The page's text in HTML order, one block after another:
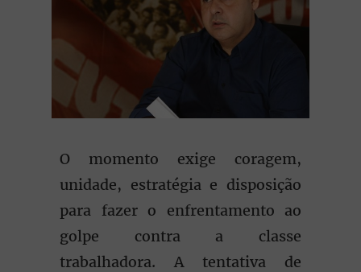
O momento exige coragem,
unidade, estratégia e disposição
para fazer o enfrentamento ao
golpe contra a classe
trabalhadora. A tentativa de